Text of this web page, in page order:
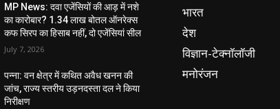
MP News: दवा एजेंसियों की आड़ में नशे
का कारोबार? 1.34 लाख बोतल ऑनरेक्स
कफ सिरप का हिसाब नहीं, दो एजेंसियां सील
July 7, 2026
पन्ना: वन क्षेत्र में कथित अवैध खनन की
जांच, राज्य स्तरीय उड़नदस्ता दल ने किया
निरीक्षण
भारत
देश
विज्ञान-टेक्नॉलॉजी
मनोरंजन